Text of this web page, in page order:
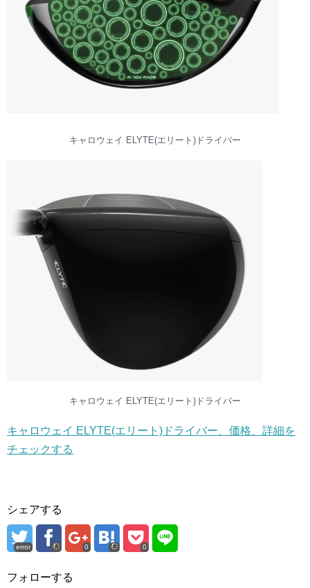
キャロウェイ ELYTE(エリート)ドライバー
キャロウェイ ELYTE(エリート)ドライバー
キャロウェイ ELYTE(エリート)ドライバー、価格、詳細を
チェックする
シェアする
error 0 0
フォローする